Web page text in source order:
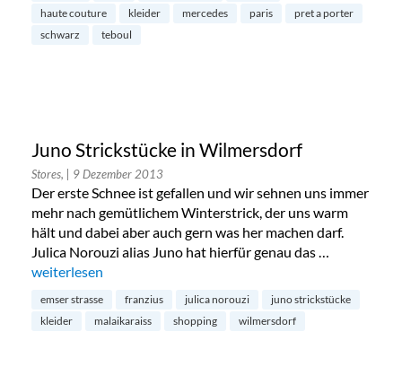
haute couture
kleider mercedes paris
pret a porter
schwarz
teboul
Juno Strickstücke in Wilmersdorf
Stores, | 9 Dezember 2013
Der erste Schnee ist gefallen und wir sehnen uns immer
mehr nach gemütlichem Winterstrick, der uns warm
hält und dabei aber auch gern was her machen darf.
Julica Norouzi alias Juno hat hierfür genau das …
„Juno Strickstücke in Wilmersdorf“
weiterlesen
emser strasse franzius julica norouzi
juno strickstücke
kleider
malaikaraiss shopping wilmersdorf